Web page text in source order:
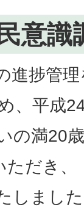
意識
進捗管
、平成
の満20
だき、
しまし